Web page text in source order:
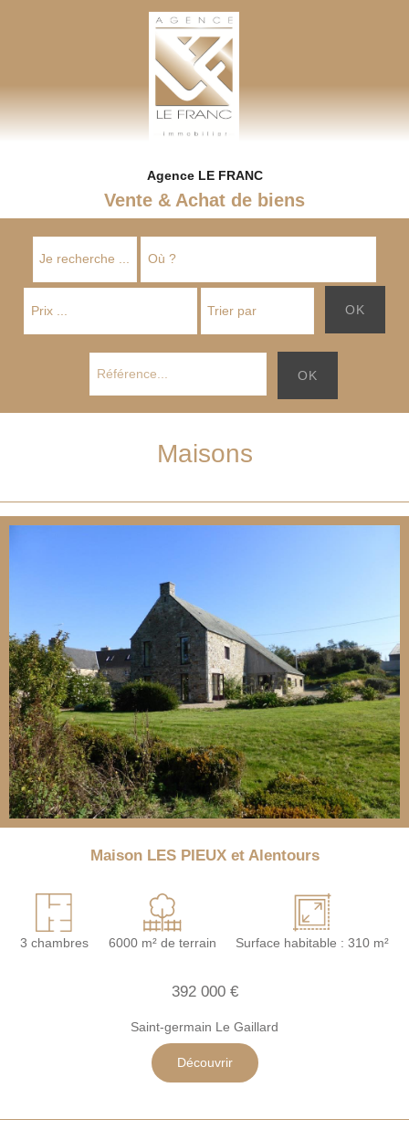
AGENCE LEFRANC IMMOBILIER
Agence LE FRANC
Vente & Achat de biens
OK
OK
Maisons
Maison LES PIEUX et Alentours
3 chambres 6000 m² de terrain Surface habitable : 310 m²
392 000 €
Saint-germain Le Gaillard
Découvrir